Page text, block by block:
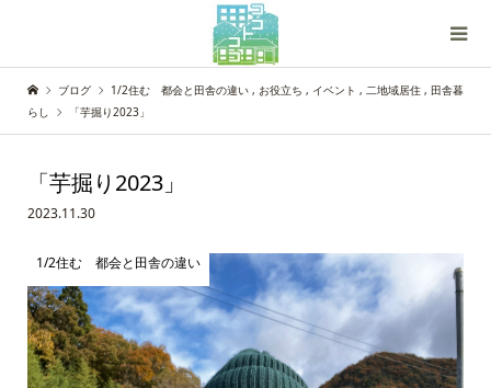
ブログ 1/2住む 都会と田舎の違い , お役立ち , イベント , 二地域居住 , 田舎暮
らし
「芋掘り2023」
「芋掘り2023」
2023.11.30
1/2住む 都会と田舎の違い